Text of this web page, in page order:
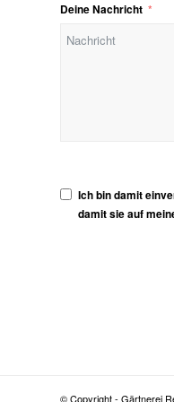
Deine Nachricht
Ich bin damit
damit sie auf
© Copyright - Gärtnerei